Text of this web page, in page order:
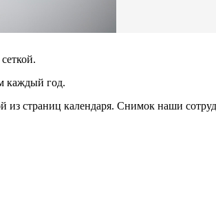
каждый год.
страниц календаря. Снимок наши